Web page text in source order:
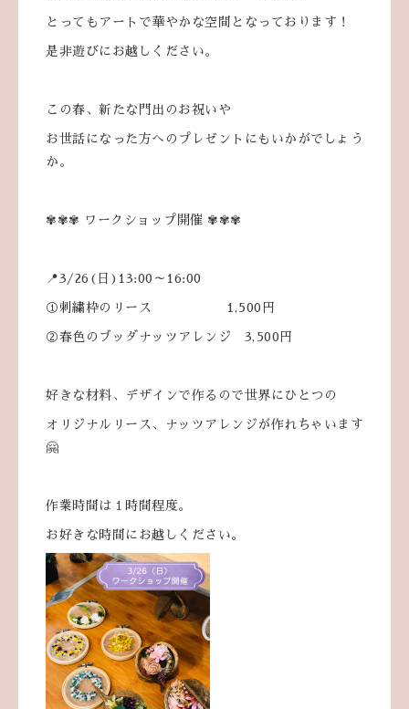
とってもアートで華やかな空間となっております！
是非遊びにお越しください。
この春、新たな門出のお祝いや
お世話になった方へのプレゼントにもいかがでしょう
か。
✾✾✾ ワークショップ開催 ✾✾✾
📍3/26(日)13:00～16:00
①刺繍枠のリース 1,500円
②春色のブッダナッツアレンジ 3,500円
好きな材料、デザインで作るので世界にひとつの
オリジナルリース、ナッツアレンジが作れちゃいます
🤗
作業時間は１時間程度。
お好きな時間にお越しください。